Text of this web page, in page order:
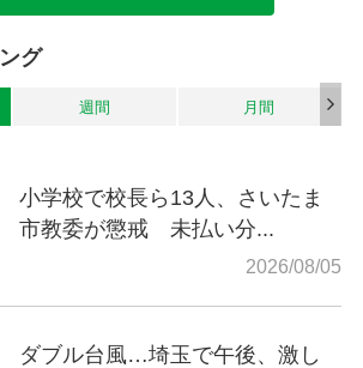
グ
週間 月間
小学校で校長ら13人、さいたま
市教委が懲戒 未払い分...
2026/08/05
ダブル台風…埼玉で午後、激し